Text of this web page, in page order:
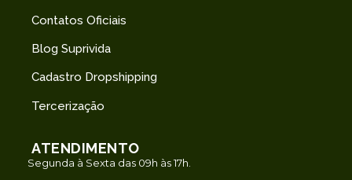
Contatos Oficiais
Blog Suprivida
Cadastro Dropshipping
Tercerização
ATENDIMENTO
Segunda à Sexta das 09h às 17h.